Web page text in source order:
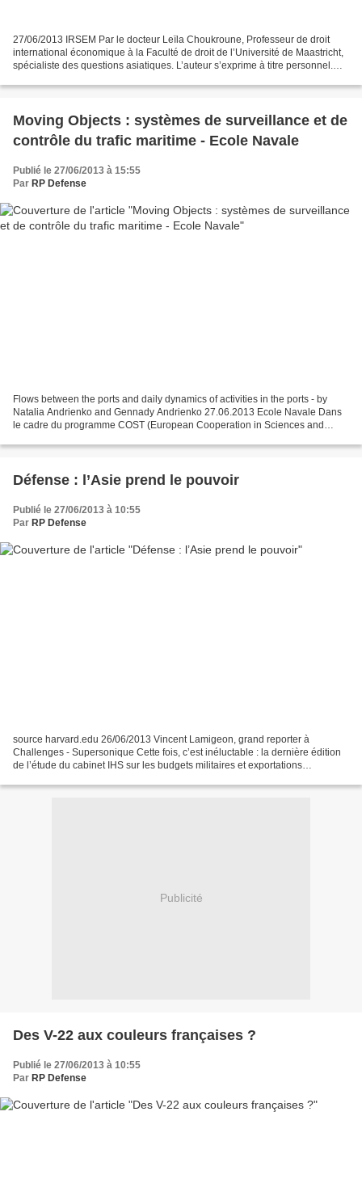
27/06/2013 IRSEM Par le docteur Leïla Choukroune, Professeur de droit
international économique à la Faculté de droit de l’Université de Maastricht,
spécialiste des questions asiatiques. L’auteur s’exprime à titre personnel.
Moving Objects : systèmes de surveillance et de
contrôle du trafic maritime - Ecole Navale
Publié le 27/06/2013 à 15:55
Par RP Defense
Flows between the ports and daily dynamics of activities in the ports - by
Natalia Andrienko and Gennady Andrienko 27.06.2013 Ecole Navale Dans
le cadre du programme COST (European Cooperation in Sciences and
Défense : l’Asie prend le pouvoir
Publié le 27/06/2013 à 10:55
Par RP Defense
source harvard.edu 26/06/2013 Vincent Lamigeon, grand reporter à
Challenges - Supersonique Cette fois, c’est inéluctable : la dernière édition
de l’étude du cabinet IHS sur les budgets militaires et exportations
Publicité
Des V-22 aux couleurs françaises ?
Publié le 27/06/2013 à 10:55
Par RP Defense